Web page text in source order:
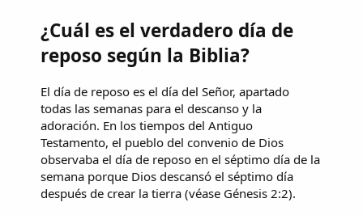
¿Cuál es el verdadero día de
reposo según la Biblia?
El día de reposo es el día del Señor, apartado
todas las semanas para el descanso y la
adoración. En los tiempos del Antiguo
Testamento, el pueblo del convenio de Dios
observaba el día de reposo en el séptimo día de la
semana porque Dios descansó el séptimo día
después de crear la tierra (véase Génesis 2:2).